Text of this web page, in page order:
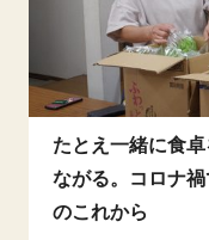
たとえ一緒に食
ながる。コロナ
のこれから